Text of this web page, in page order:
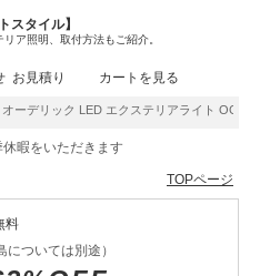
スタイル】
ア照明、取付方法もご紹介。
お見積り カートを見る
デリック LED エクステリアライト
暇をいただきます
TOPページ
料
ついては別途）